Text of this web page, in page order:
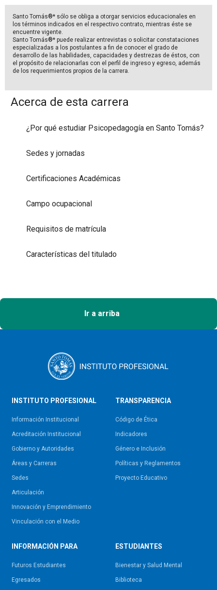
Santo Tomás®* sólo se obliga a otorgar servicios educacionales en
los términos indicados en el respectivo contrato, mientras éste se
encuentre vigente.
Santo Tomás®* puede realizar entrevistas o solicitar constataciones
especializadas a los postulantes a fin de conocer el grado de
desarrollo de las habilidades, capacidades y destrezas de éstos, con
el propósito de relacionarlas con el perfil de ingreso y egreso, además
de los requerimientos propios de la carrera.
Acerca de esta carrera
¿Por qué estudiar Psicopedagogía en Santo Tomás?
Sedes y jornadas
Certificaciones Académicas
Campo ocupacional
Requisitos de matrícula
Características del titulado
Ir a arriba
INSTITUTO PROFESIONAL
Información Institucional
Acreditación Institucional
Gobierno y Autoridades​
Áreas y Carreras
Sedes
Articulación
Innovación y Emprendimiento
Vinculación con el Medio
TRANSPARENCIA
Código de Ética
Indicadores
Género e Inclusión
Políticas y Reglamentos​
Proyecto Educativo
INFORMACIÓN PARA
Futuros Estudiantes
Egresados
ESTUDIANTES
Bienestar y Salud Mental
Biblioteca